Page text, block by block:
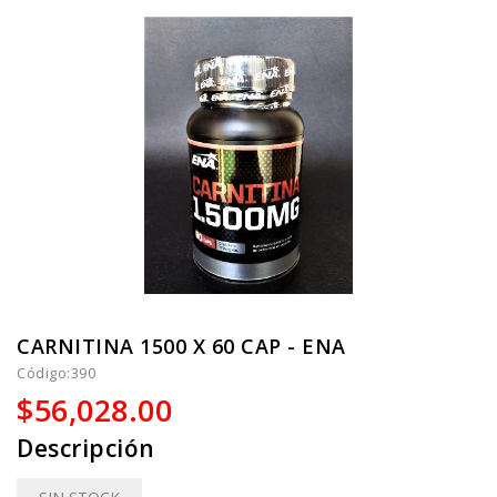
CARNITINA 1500 X 60 CAP - ENA
Código:390
$56,028.00
Descripción